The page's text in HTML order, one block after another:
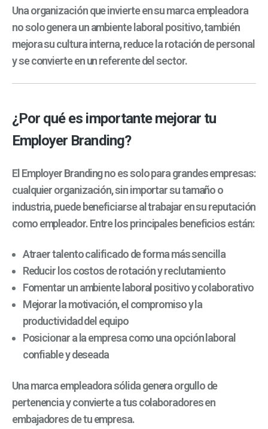
Una organización que invierte en su marca empleadora
no solo genera un ambiente laboral positivo, también
mejora su cultura interna, reduce la rotación de personal
y se convierte en un referente del sector.
¿Por qué es importante mejorar tu
Employer Branding?
El Employer Branding no es solo para grandes empresas:
cualquier organización, sin importar su tamaño o
industria, puede beneficiarse al trabajar en su reputación
como empleador. Entre los principales beneficios están:
Atraer talento calificado de forma más sencilla
Reducir los costos de rotación y reclutamiento
Fomentar un ambiente laboral positivo y colaborativo
Mejorar la motivación, el compromiso y la
productividad del equipo
Posicionar a la empresa como una opción laboral
confiable y deseada
Una marca empleadora sólida genera orgullo de
pertenencia y convierte a tus colaboradores en
embajadores de tu empresa.